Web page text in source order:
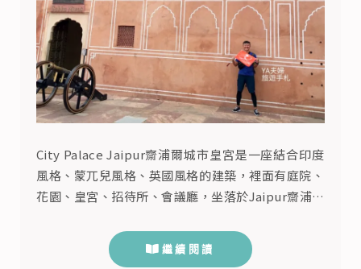
City Palace Jaipur齋浦爾城市皇宮是一座結合印度
風格、蒙兀兒風格、英國風格的建築，裡面有庭院、
花園、皇宮、招待所、會議廳，坐落於Jaipur齋浦爾
Sawaii Jai Singh II薩瓦伊·傑伊·辛格二世為了解
決人口與水源問題，從Amer Fort琥珀堡遷移過來的
繼續閱讀